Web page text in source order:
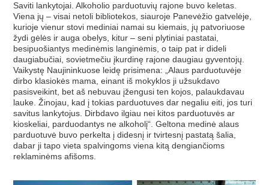
Saviti lankytojai. Alkoholio parduotuvių rajone buvo keletas.
Viena jų – visai netoli bibliotekos, siauroje Panevėžio gatvelėje,
kurioje vienur stovi mediniai namai su kiemais, jų patvoriuose
žydi gėlės ir auga obelys, kitur – seni plytiniai pastatai,
besipuošiantys medinėmis langinėmis, o taip pat ir dideli
daugiabučiai, sovietmečiu įkurdinę rajone daugiau gyventojų.
Vaikystę Naujininkuose leidę prisimena: „Alaus parduotuvėje
dirbo klasiokės mama, einant iš mokyklos ji užsukdavo
pasisveikint, bet aš nebuvau įžengusi ten kojos, palaukdavau
lauke. Žinojau, kad į tokias parduotuves dar negaliu eiti, jos turi
savitus lankytojus. Dirbdavo ilgiau nei kitos parduotuvės ar
kioskeliai, parduodantys ne alkoholį“. Geltona medinė alaus
parduotuvė buvo perkelta į didesnį ir tvirtesnį pastatą šalia,
dabar ji tapo vieta spalvingoms viena kitą dengiančioms
reklaminėms afišoms.